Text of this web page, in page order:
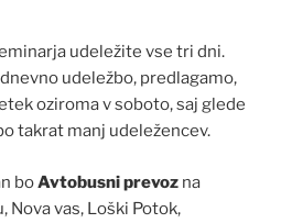
udeležite vse tri dni.
udeležbo, predlagamo,
oziroma v soboto, saj glede
takrat manj udeležencev.
boAvtobusni prevoz na
Nova vas, Loški Potok,